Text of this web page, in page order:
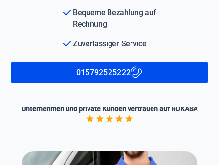
Bequeme Bezahlung auf
Rechnung
Zuverlässiger Service
015792525222
Unternehmen und private Kunden vertrauen auf ROKASA